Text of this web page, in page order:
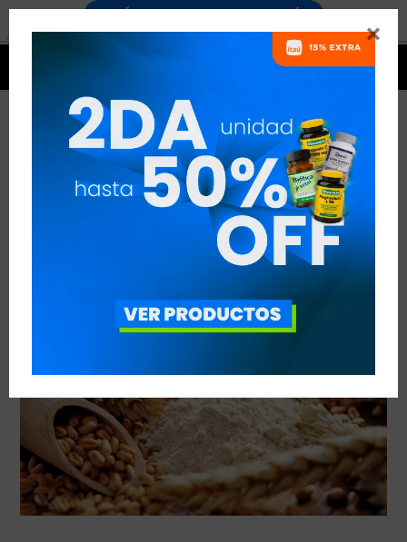

CONTRA EL GRANO DE TRIGO
VER TODAS LAS ENTRADAS
Nutrición